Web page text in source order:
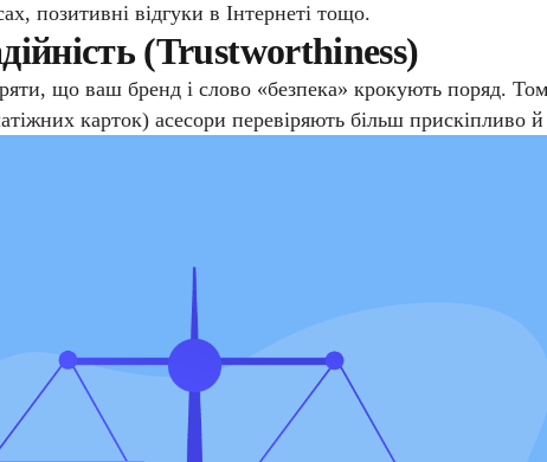
позитивні відгуки в Інтернеті тощо.
(Trustworthiness)
що ваш бренд і слово «безпека» крокують поряд.
карток) асесори перевіряють більш прискіпливо